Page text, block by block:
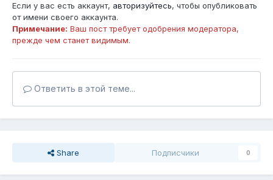
Если у вас есть аккаунт, авторизуйтесь, чтобы опубликовать
от имени своего аккаунта.
Примечание: Ваш пост требует одобрения модератора,
прежде чем станет видимым.
Ответить в этой теме...
Share Подписчики 0